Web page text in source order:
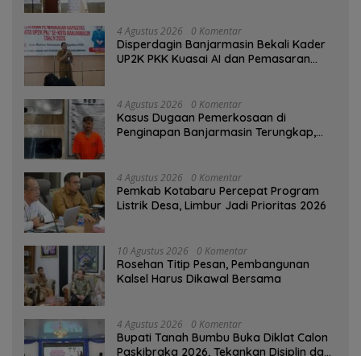
4 Agustus 2026 0 Komentar
Disperdagin Banjarmasin Bekali Kader
UP2K PKK Kuasai AI dan Pemasaran
4 Agustus 2026 0 Komentar
Kasus Dugaan Pemerkosaan di
Penginapan Banjarmasin Terungkap,
4 Agustus 2026 0 Komentar
Pemkab Kotabaru Percepat Program
Listrik Desa, Limbur Jadi Prioritas 2026
10 Agustus 2026 0 Komentar
Rosehan Titip Pesan, Pembangunan
Kalsel Harus Dikawal Bersama
4 Agustus 2026 0 Komentar
Bupati Tanah Bumbu Buka Diklat Calon
Paskibraka 2026, Tekankan Disiplin dan